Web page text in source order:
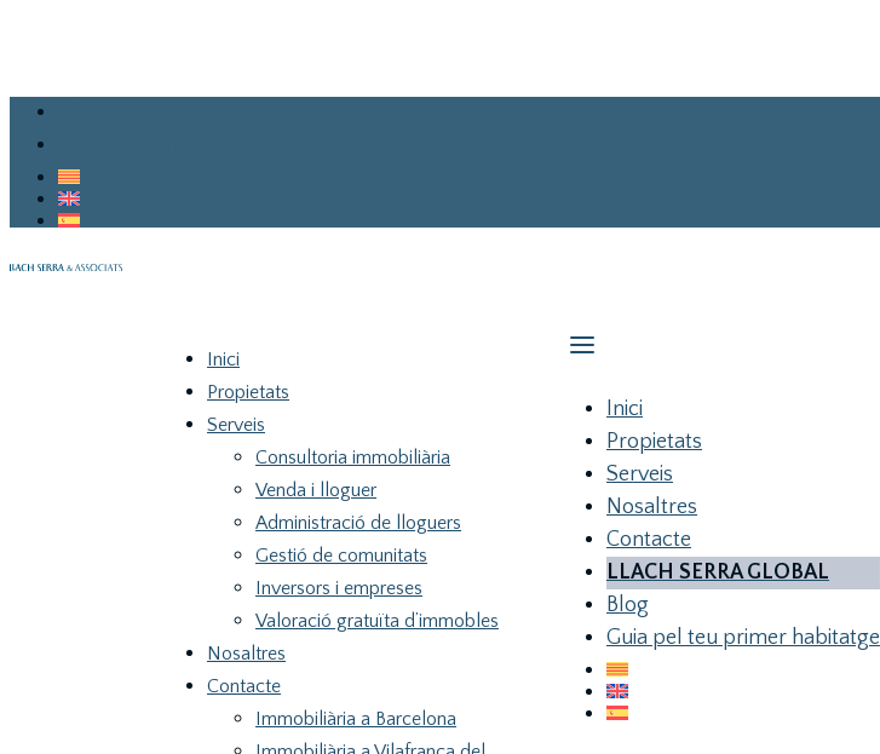
Inici
Propietats
Serveis
Consultoria immobiliària
Venda i lloguer
Administració de lloguers
Gestió de comunitats
Inversors i empreses
Valoració gratuïta d’immobles
Nosaltres
Contacte
Immobiliària a Barcelona
Inici
Propietats
Serveis
Nosaltres
Contacte
LLACH SERRA GLOBAL
Blog
Guia pel teu primer habitatge